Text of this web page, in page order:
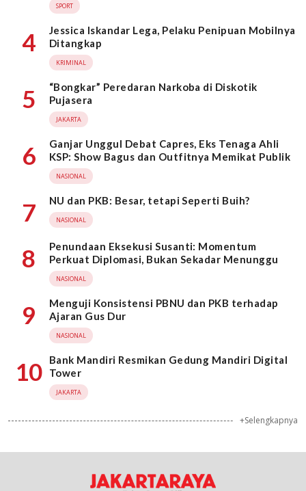
SPORT
4
Jessica Iskandar Lega, Pelaku Penipuan Mobilnya
Ditangkap
KRIMINAL
5
“Bongkar” Peredaran Narkoba di Diskotik
Pujasera
JAKARTA
6
Ganjar Unggul Debat Capres, Eks Tenaga Ahli
KSP: Show Bagus dan Outfitnya Memikat Publik
NASIONAL
7 NU dan PKB: Besar, tetapi Seperti Buih?
NASIONAL
8
Penundaan Eksekusi Susanti: Momentum
Perkuat Diplomasi, Bukan Sekadar Menunggu
NASIONAL
9
Menguji Konsistensi PBNU dan PKB terhadap
Ajaran Gus Dur
NASIONAL
10
Bank Mandiri Resmikan Gedung Mandiri Digital
Tower
JAKARTA
+Selengkapnya